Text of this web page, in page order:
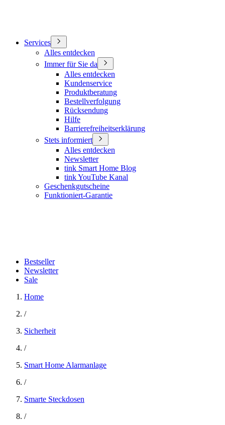
Services
Alles entdecken
Immer für Sie da
Alles entdecken
Kundenservice
Produktberatung
Bestellverfolgung
Rücksendung
Hilfe
Barrierefreiheitserklärung
Stets informiert
Alles entdecken
Newsletter
tink Smart Home Blog
tink YouTube Kanal
Geschenkgutscheine
Funktioniert-Garantie
Bestseller
Newsletter
Sale
Home
/
Sicherheit
/
Smart Home Alarmanlage
/
Smarte Steckdosen
/